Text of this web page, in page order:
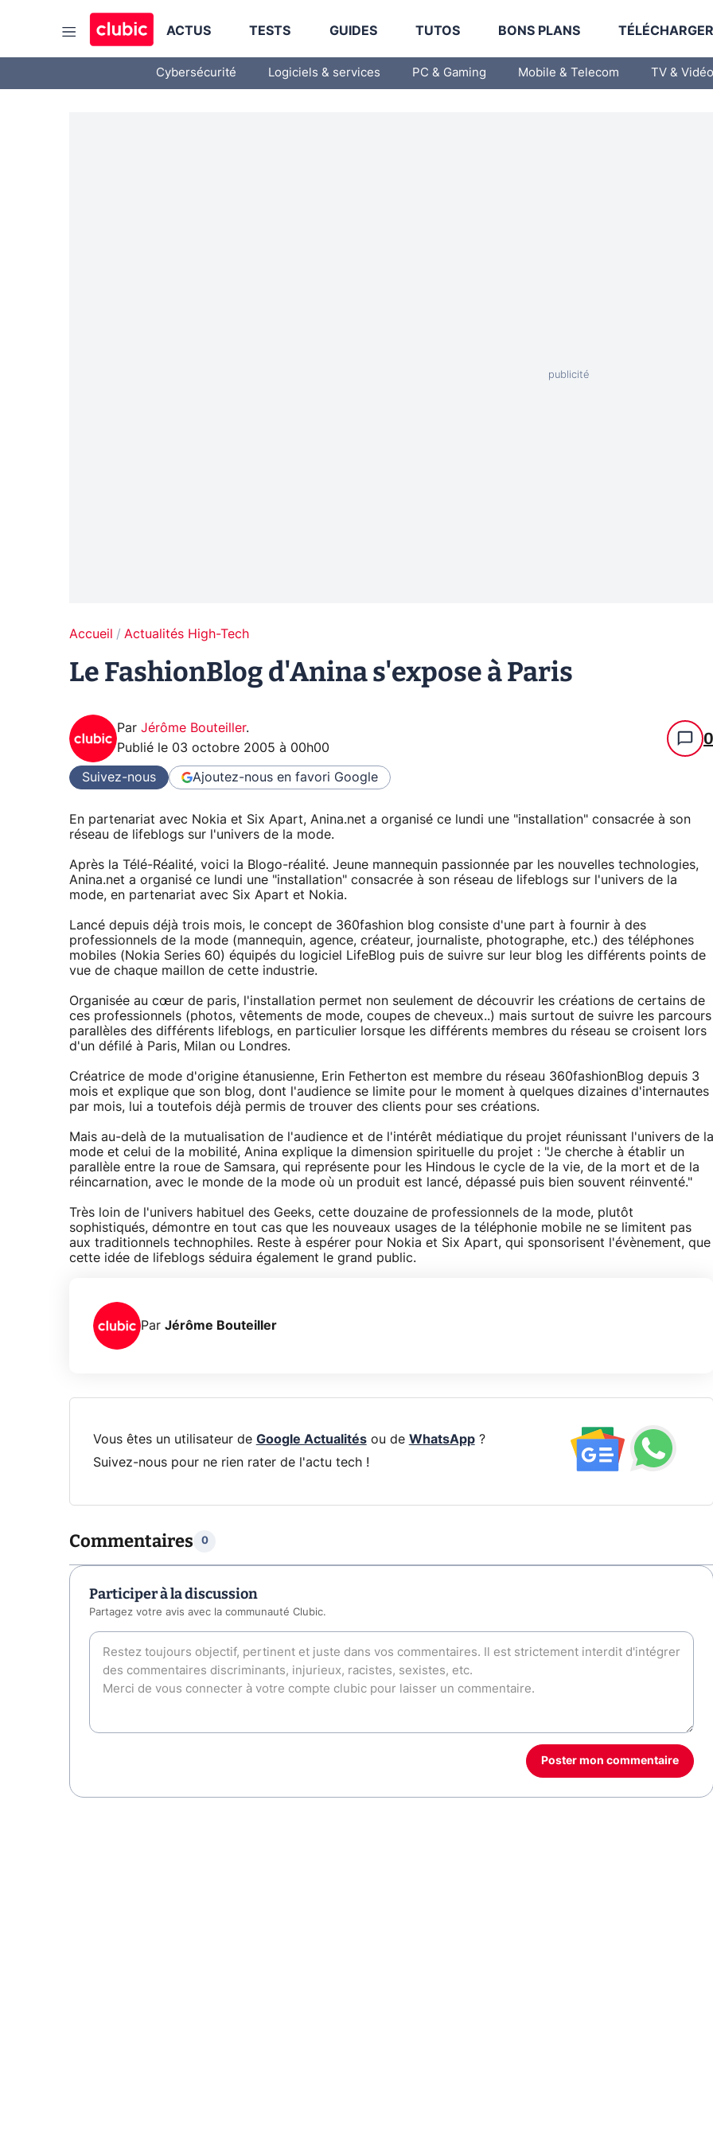
ACTUS TESTS GUIDES TUTOS BONS PLANS
Cybersécurité Logiciels & services PC & Gaming Mobile & Telecom TV & Vidéo
Accueil Actualités High-Tech
Le FashionBlog d'Anina s'expose à Paris
Par Jérôme Bouteiller.
Publié le 03 octobre 2005 à 00h00 0
Suivez-nous Ajoutez-nous en favori Google
En partenariat avec Nokia et Six Apart, Anina.net a organisé ce lundi une "installation" consacrée à son
réseau de lifeblogs sur l'univers de la mode.
Après la Télé-Réalité, voici la Blogo-réalité. Jeune mannequin passionnée par les nouvelles technologies,
Anina.net a organisé ce lundi une "installation" consacrée à son réseau de lifeblogs sur l'univers de la
mode, en partenariat avec Six Apart et Nokia.
Lancé depuis déjà trois mois, le concept de 360fashion blog consiste d'une part à fournir à des
professionnels de la mode (mannequin, agence, créateur, journaliste, photographe, etc.) des téléphones
mobiles (Nokia Series 60) équipés du logiciel LifeBlog puis de suivre sur leur blog les différents points de
vue de chaque maillon de cette industrie.
Organisée au cœur de paris, l'installation permet non seulement de découvrir les créations de certains de
ces professionnels (photos, vêtements de mode, coupes de cheveux..) mais surtout de suivre les parcours
parallèles des différents lifeblogs, en particulier lorsque les différents membres du réseau se croisent lors
d'un défilé à Paris, Milan ou Londres.
Créatrice de mode d'origine étanusienne, Erin Fetherton est membre du réseau 360fashionBlog depuis 3
mois et explique que son blog, dont l'audience se limite pour le moment à quelques dizaines d'internautes
par mois, lui a toutefois déjà permis de trouver des clients pour ses créations.
Mais au-delà de la mutualisation de l'audience et de l'intérêt médiatique du projet réunissant l'univers de la
mode et celui de la mobilité, Anina explique la dimension spirituelle du projet : "Je cherche à établir un
parallèle entre la roue de Samsara, qui représente pour les Hindous le cycle de la vie, de la mort et de la
réincarnation, avec le monde de la mode où un produit est lancé, dépassé puis bien souvent réinventé."
Très loin de l'univers habituel des Geeks, cette douzaine de professionnels de la mode, plutôt
sophistiqués, démontre en tout cas que les nouveaux usages de la téléphonie mobile ne se limitent pas
aux traditionnels technophiles. Reste à espérer pour Nokia et Six Apart, qui sponsorisent l'évènement, que
cette idée de lifeblogs séduira également le grand public.
Par Jérôme Bouteiller
Vous êtes un utilisateur de Google Actualitésou de WhatsApp?
Suivez-nous pour ne rien rater de l'actu tech !
Commentaires 0
Participer à la discussion
Partagez votre avis avec la communauté Clubic.
Poster mon commentaire